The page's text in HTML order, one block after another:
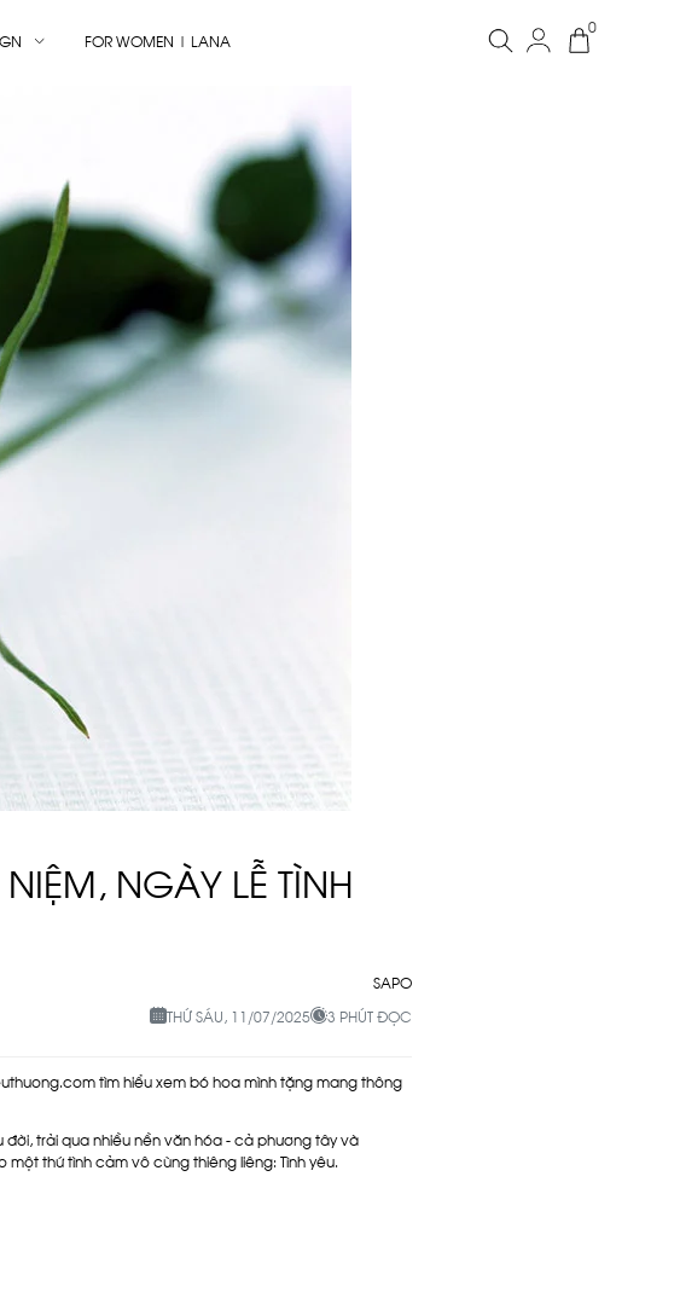
FOR WOMEN | LANA
0
NGÀY LỄ TÌNH
SAPO
THỨ SÁU, 11/07/2025
3 PHÚT ĐỌC
tìm hiểu xem bó hoa mình tặng mang thông
trải qua nhiều nền văn hóa - cả phương tây và
thứ tình cảm vô cùng thiêng liêng: Tình yêu.